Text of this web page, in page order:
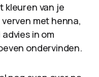
kleuren van je
met henna,
in om
ondervinden.